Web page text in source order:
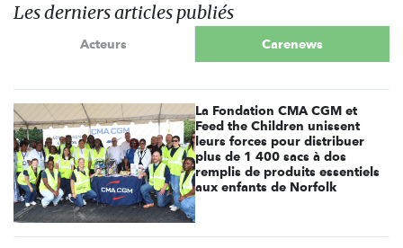
Les derniers articles publiés
Acteurs Carenews
La Fondation CMA CGM et
Feed the Children unissent
leurs forces pour distribuer
plus de 1 400 sacs à dos
remplis de produits essentiels
aux enfants de Norfolk